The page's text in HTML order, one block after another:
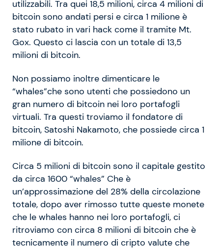
utilizzabili. Tra quei 18,5 milioni, circa 4 milioni di
bitcoin sono andati persi e circa 1 milione è
stato rubato in vari hack come il tramite Mt.
Gox. Questo ci lascia con un totale di 13,5
milioni di bitcoin.
Non possiamo inoltre dimenticare le
“whales”che sono utenti che possiedono un
gran numero di bitcoin nei loro portafogli
virtuali. Tra questi troviamo il fondatore di
bitcoin, Satoshi Nakamoto, che possiede circa 1
milione di bitcoin.
Circa 5 milioni di bitcoin sono il capitale gestito
da circa 1600 “whales” Che è
un’approssimazione del 28% della circolazione
totale, dopo aver rimosso tutte queste monete
che le whales hanno nei loro portafogli, ci
ritroviamo con circa 8 milioni di bitcoin che è
tecnicamente il numero di cripto valute che